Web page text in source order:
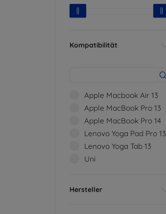
Kompatibilität
Apple Macbook Air 13
Apple MacBook Pro 13
Apple MacBook Pro 14
Lenovo Yoga Pad Pro 13
Lenovo Yoga Tab 13
Uni
Hersteller